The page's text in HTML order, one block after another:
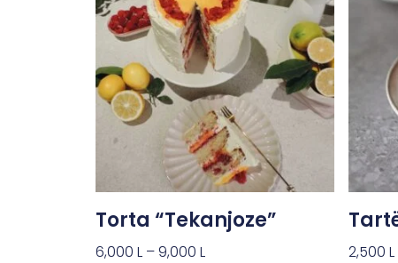
Torta “Tekanjoze”
6,000 L –9,000 L
2,500 L